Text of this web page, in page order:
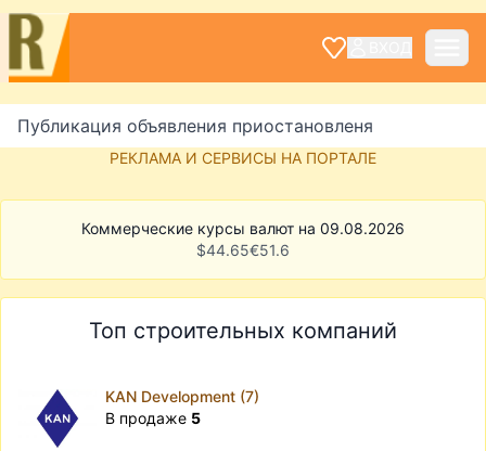
Публикация объявления приостановленя
РЕКЛАМА И СЕРВИСЫ НА ПОРТАЛЕ
Коммерческие курсы валют на 09.08.2026
$44.65€51.6
Топ строительных компаний
KAN Development (7)
В продаже 5